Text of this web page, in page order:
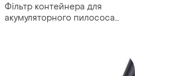
Фільтр контейнера для
акумуляторного пилососа